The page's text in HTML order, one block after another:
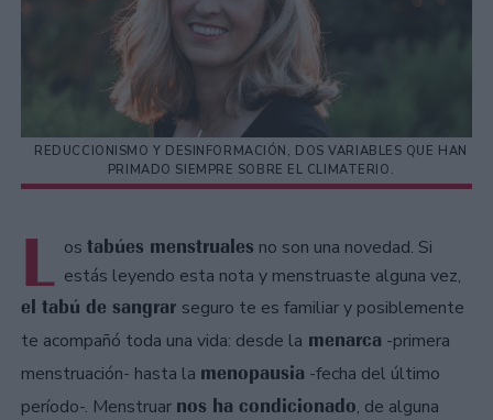
REDUCCIONISMO Y DESINFORMACIÓN, DOS VARIABLES QUE HAN
PRIMADO SIEMPRE SOBRE EL CLIMATERIO.
L os tabúes menstruales no son una novedad. Si
estás leyendo esta nota y menstruaste alguna vez,
el tabú de sangrar seguro te es familiar y posiblemente
te acompañó toda una vida: desde la menarca -primera
menstruación- hasta la menopausia -fecha del último
período-. Menstruar nos ha condicionado, de alguna